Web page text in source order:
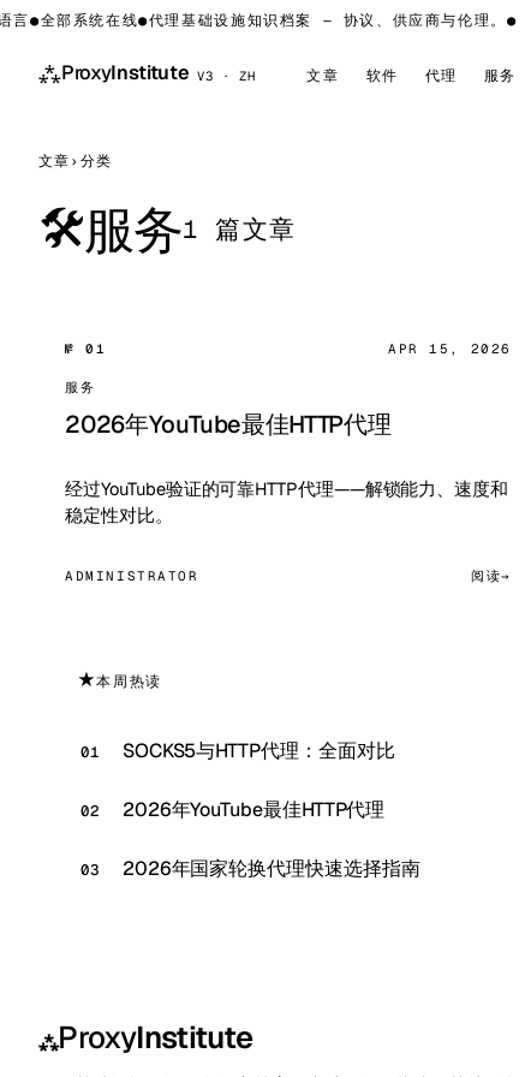
言●全部系统在线●代理基础设施知识档案 — 协议、供应商与伦理。 ●
⁂ProxyInstitute V3 · ZH 文章 软件 代理 服务
文章 › 分类
🛠服务1 篇文章
№ 01 APR 15, 2026
服务
2026年YouTube最佳HTTP代理
经过YouTube验证的可靠HTTP代理——解锁能力、速度和
稳定性对比。
ADMINISTRATOR 阅读
★本周热读
SOCKS5与HTTP代理：全面对比
2026年YouTube最佳HTTP代理
2026年国家轮换代理快速选择指南
⁂ProxyInstitute